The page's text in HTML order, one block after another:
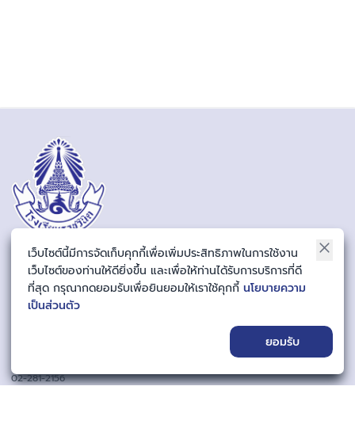
ที่อยู่ของโรงเรียน
291/1 ถนนนครราชสีมา แขวงดุสิต เขตดุสิต กรุงเทพมหานคร 10300
อีเมล
02-281-2156
เว็บไซต์นี้มีการจัดเก็บคุกกี้เพื่อเพิ่มประสิทธิภาพในการใช้งาน
เว็บไซต์ของท่านให้ดียิ่งขึ้น และเพื่อให้ท่านได้รับการบริการที่ดี
ที่สุด กรุณากดยอมรับเพื่อยินยอมให้เราใช้คุกกี้ นโยบายความ
เป็นส่วนตัว
ยอมรับ